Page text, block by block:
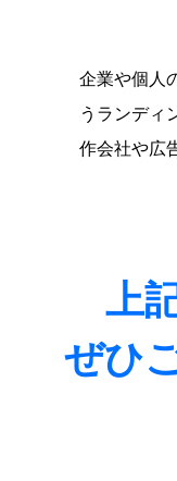
企業や個人
うランディ
作会社や広
上
ぜひ